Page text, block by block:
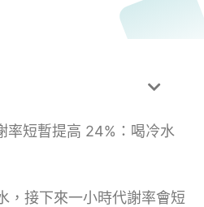
率短暫提高 24%：喝冷水
，接下來一小時代謝率會短